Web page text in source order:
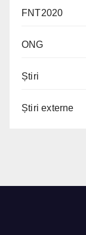
FNT2020
ONG
Știri
Știri externe